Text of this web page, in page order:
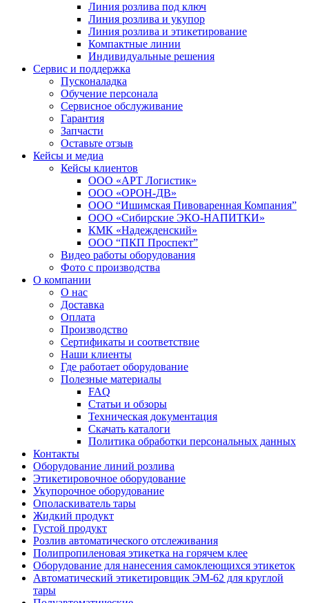
Линия розлива под ключ
Линия розлива и укупор
Линия розлива и этикетирование
Компактные линии
Индивидуальные решения
Сервис и поддержка
Пусконаладка
Обучение персонала
Сервисное обслуживание
Гарантия
Запчасти
Оставьте отзыв
Кейсы и медиа
Кейсы клиентов
ООО «АРТ Логистик»
ООО «ОРОН-ДВ»
ООО “Ишимская Пивоваренная Компания”
ООО «Сибирские ЭКО-НАПИТКИ»
КМК «Надежденский»
ООО “ПКП Проспект”
Видео работы оборудования
Фото с производства
О компании
О нас
Доставка
Оплата
Производство
Сертификаты и соответствие
Наши клиенты
Где работает оборудование
Полезные материалы
FAQ
Статьи и обзоры
Техническая документация
Скачать каталоги
Политика обработки персональных данных
Контакты
Оборудование линий розлива
Этикетировочное оборудование
Укупорочное оборудование
Ополаскиватель тары
Жидкий продукт
Густой продукт
Розлив автоматического отслеживания
Полипропиленовая этикетка на горячем клее
Оборудование для нанесения самоклеющихся этикеток
Автоматический этикетировщик ЭМ-62 для круглой
тары